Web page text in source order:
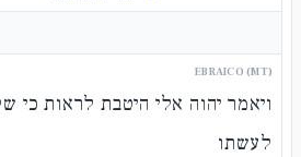
EBRAICO (MT)
ויאמר יהוה אלי היטבת לראות כי
לעשתו